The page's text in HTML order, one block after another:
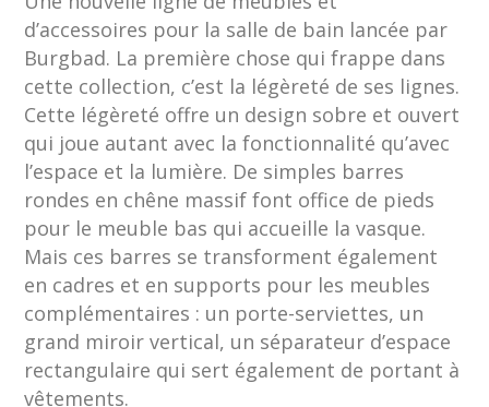
d’accessoires pour la salle de bain lancée par
Burgbad. La première chose qui frappe dans
cette collection, c’est la légèreté de ses lignes.
Cette légèreté offre un design sobre et ouvert
qui joue autant avec la fonctionnalité qu’avec
l’espace et la lumière. De simples barres
rondes en chêne massif font office de pieds
pour le meuble bas qui accueille la vasque.
Mais ces barres se transforment également
en cadres et en supports pour les meubles
complémentaires : un porte-serviettes, un
grand miroir vertical, un séparateur d’espace
rectangulaire qui sert également de portant à
vêtements.